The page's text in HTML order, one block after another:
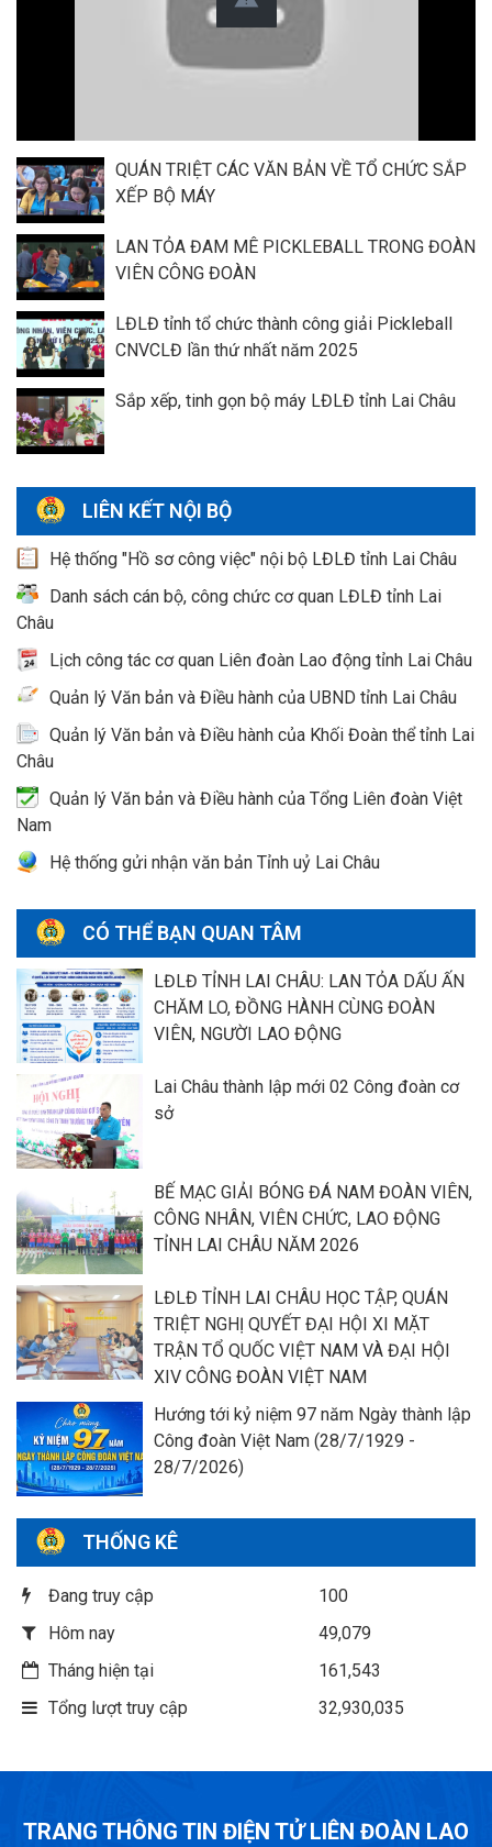
QUÁN TRIỆT CÁC VĂN BẢN VỀ TỔ CHỨC SẮP
XẾP BỘ MÁY
LAN TỎA ĐAM MÊ PICKLEBALL TRONG ĐOÀN
VIÊN CÔNG ĐOÀN
LĐLĐ tỉnh tổ chức thành công giải Pickleball
CNVCLĐ lần thứ nhất năm 2025
Sắp xếp, tinh gọn bộ máy LĐLĐ tỉnh Lai Châu
LIÊN KẾT NỘI BỘ
Hệ thống "Hồ sơ công việc" nội bộ LĐLĐ tỉnh Lai Châu
Danh sách cán bộ, công chức cơ quan LĐLĐ tỉnh Lai
Châu
Lịch công tác cơ quan Liên đoàn Lao động tỉnh Lai Châu
Quản lý Văn bản và Điều hành của UBND tỉnh Lai Châu
Quản lý Văn bản và Điều hành của Khối Đoàn thể tỉnh Lai
Châu
Quản lý Văn bản và Điều hành của Tổng Liên đoàn Việt
Nam
Hệ thống gửi nhận văn bản Tỉnh uỷ Lai Châu
CÓ THỂ BẠN QUAN TÂM
LĐLĐ TỈNH LAI CHÂU: LAN TỎA DẤU ẤN
CHĂM LO, ĐỒNG HÀNH CÙNG ĐOÀN
VIÊN, NGƯỜI LAO ĐỘNG
Lai Châu thành lập mới 02 Công đoàn cơ
sở
BẾ MẠC GIẢI BÓNG ĐÁ NAM ĐOÀN VIÊN,
CÔNG NHÂN, VIÊN CHỨC, LAO ĐỘNG
TỈNH LAI CHÂU NĂM 2026
LĐLĐ TỈNH LAI CHÂU HỌC TẬP, QUÁN
TRIỆT NGHỊ QUYẾT ĐẠI HỘI XI MẶT
TRẬN TỔ QUỐC VIỆT NAM VÀ ĐẠI HỘI
XIV CÔNG ĐOÀN VIỆT NAM
Hướng tới kỷ niệm 97 năm Ngày thành lập
Công đoàn Việt Nam (28/7/1929 -
28/7/2026)
THỐNG KÊ
Đang truy cập
100
Hôm nay
49,079
Tháng hiện tại
161,543
Tổng lượt truy cập
32,930,035
TRANG THÔNG TIN ĐIỆN TỬ LIÊN ĐOÀN LAO